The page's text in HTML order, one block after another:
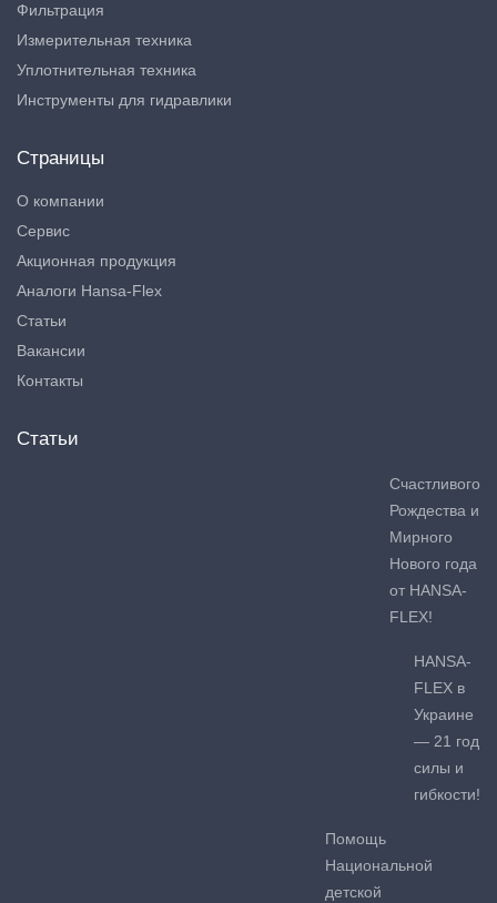
Фильтрация
Измерительная техника
Уплотнительная техника
Инструменты для гидравлики
Страницы
О компании
Сервис
Акционная продукция
Аналоги Hansa-Flex
Статьи
Вакансии
Контакты
Статьи
Счастливого
Рождества и
Мирного
Нового года
от HANSA-
FLEX!
HANSA-
FLEX в
Украине
— 21 год
силы и
гибкости!
Помощь
Национальной
детской